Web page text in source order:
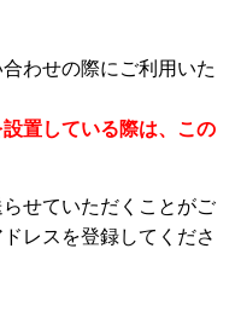
わせの際にご利用いた
置している際は、この
せていただくことがご
レスを登録してくださ